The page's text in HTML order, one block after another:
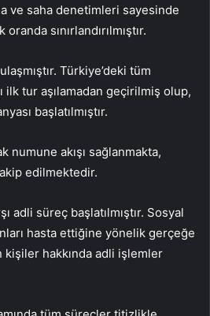
ve saha denetimleri sayesinde
oranda sınırlandırılmıştır.
Türkiye’deki tüm
ilk tur aşılamadan geçirilmiş olup,
başlatılmıştır.
numune akışı sağlanmakta,
edilmektedir.
adli süreç başlatılmıştır. Sosyal
hasta ettiğine yönelik gerçeğe
kişiler hakkında adli işlemler